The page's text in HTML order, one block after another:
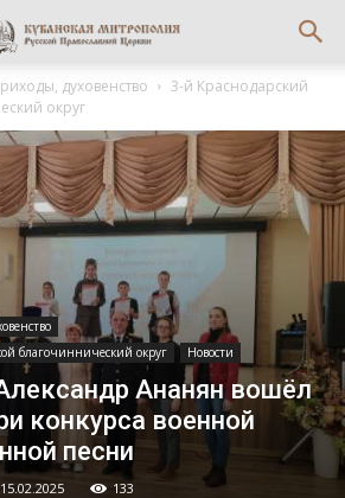
духовенство
3-й Краснодарский
округ
благочиннический округ
Новости
Ананян вошёл
конкурса военной
песни
15.02.2025 133